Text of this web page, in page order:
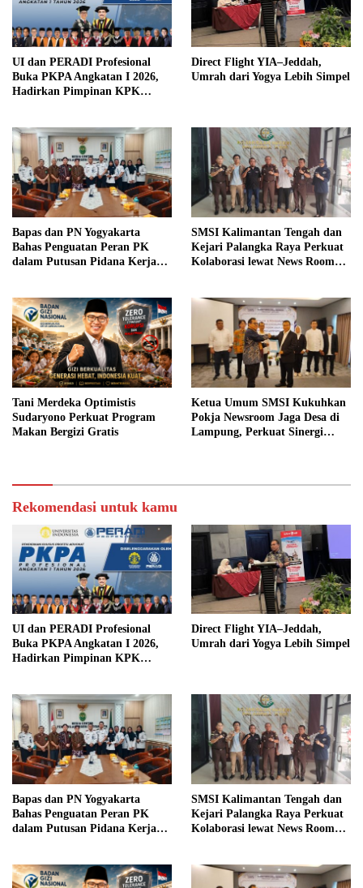
UI dan PERADI Profesional
Buka PKPA Angkatan I 2026,
Hadirkan Pimpinan KPK
Direct Flight YIA–Jeddah,
Umrah dari Yogya Lebih Simpel
Bapas dan PN Yogyakarta
Bahas Penguatan Peran PK
dalam Putusan Pidana Kerja
SMSI Kalimantan Tengah dan
Kejari Palangka Raya Perkuat
Kolaborasi lewat News Room
Tani Merdeka Optimistis
Sudaryono Perkuat Program
Makan Bergizi Gratis
Ketua Umum SMSI Kukuhkan
Pokja Newsroom Jaga Desa di
Lampung, Perkuat Sinergi
Rekomendasi untuk kamu
UI dan PERADI Profesional
Buka PKPA Angkatan I 2026,
Hadirkan Pimpinan KPK
Direct Flight YIA–Jeddah,
Umrah dari Yogya Lebih Simpel
Bapas dan PN Yogyakarta
Bahas Penguatan Peran PK
dalam Putusan Pidana Kerja
SMSI Kalimantan Tengah dan
Kejari Palangka Raya Perkuat
Kolaborasi lewat News Room